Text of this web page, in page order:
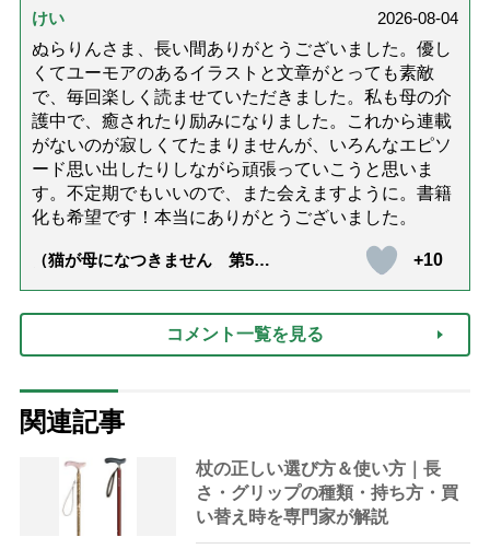
けい
2026-08-04
ぬらりんさま、長い間ありがとうございました。優し
くてユーモアのあるイラストと文章がとっても素敵
で、毎回楽しく読ませていただきました。私も母の介
護中で、癒されたり励みになりました。これから連載
がないのが寂しくてたまりませんが、いろんなエピソ
ード思い出したりしながら頑張っていこうと思いま
す。不定期でもいいので、また会えますように。書籍
化も希望です！本当にありがとうございました。
（猫が母になつきません 第500
+10
コメント一覧を見る
関連記事
杖の正しい選び方＆使い方｜長
さ・グリップの種類・持ち方・買
い替え時を専門家が解説